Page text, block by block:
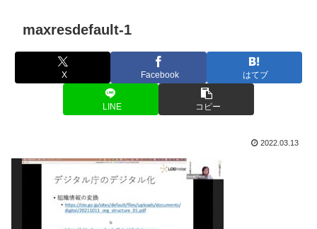
maxresdefault-1
X Facebook はてブ
LINE コピー
2022.03.13